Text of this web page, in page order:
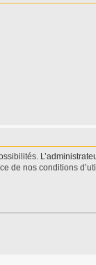
de nos conditions